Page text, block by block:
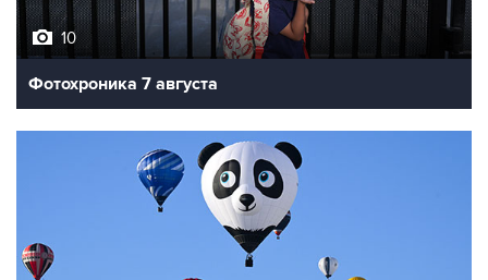
10
Фотохроника 7 августа